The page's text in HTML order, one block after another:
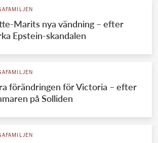
Marits nya vändning – efter
Epstein-skandalen
förändringen för Victoria – efter
på Solliden